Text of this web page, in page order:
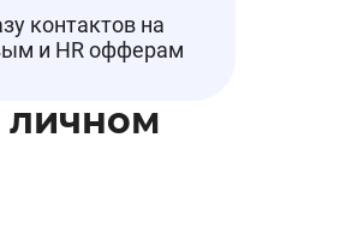
контактов на
и HR офферам
личном